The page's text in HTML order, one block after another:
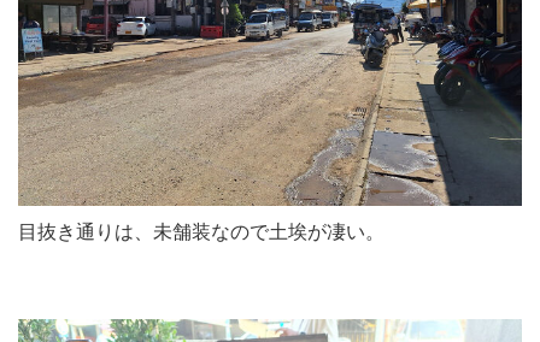
目抜き通りは、未舗装なので土埃が凄い。